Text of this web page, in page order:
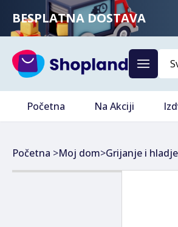
BESPLATNA DOSTAVA
Početna Na Akciji
Početna >Moj dom>Grijanje i